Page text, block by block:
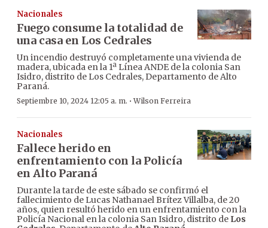
Nacionales
Fuego consume la totalidad de
una casa en Los Cedrales
Un incendio destruyó completamente una vivienda de
madera, ubicada en la 1ª Línea ANDE de la colonia San
Isidro, distrito de Los Cedrales, Departamento de Alto
Paraná.
Septiembre 10, 2024 12:05 a. m. ·Wilson Ferreira
Nacionales
Fallece herido en
enfrentamiento con la Policía
en Alto Paraná
Durante la tarde de este sábado se confirmó el
fallecimiento de Lucas Nathanael Brítez Villalba, de 20
años, quien resultó herido en un enfrentamiento con la
Policía Nacional en la colonia San Isidro, distrito de Los